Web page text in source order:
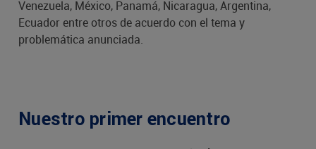
Venezuela, México, Panamá, Nicaragua, Argentina,
Ecuador entre otros de acuerdo con el tema y
problemática anunciada.
Nuestro primer encuentro